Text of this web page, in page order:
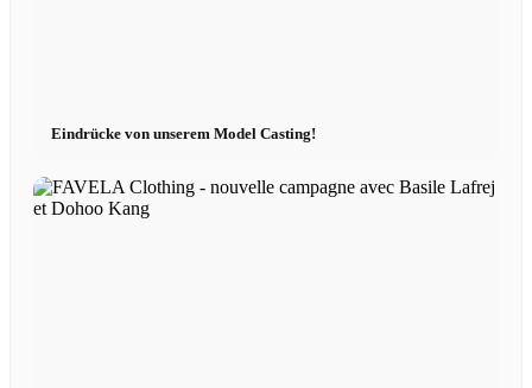
Gestion des influenceurs
Candidater
Eindrücke von unserem Model Casting!